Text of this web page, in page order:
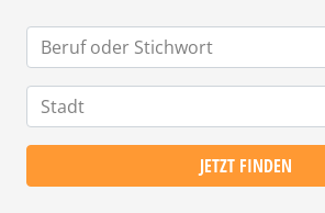
JETZT FINDEN